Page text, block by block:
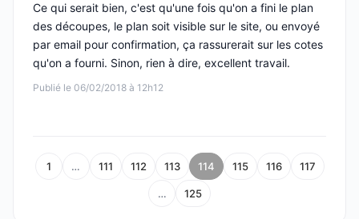
Publié le 06/02/2018 à 12h12
Ce qui serait bien, c'est qu'une fois qu'on a fini le plan
des découpes, le plan soit visible sur le site, ou envoyé
par email pour confirmation, ça rassurerait sur les cotes
qu'on a fourni. Sinon, rien à dire, excellent travail.
1 … 111 112 113 114 115 116 117
… 125